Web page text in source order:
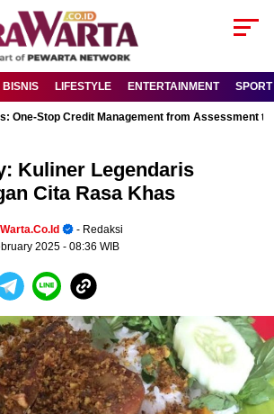
BISNIS LIFESTYLE ENTERTAINMENT SPORT
One-Stop Credit Management from Assessment
Kuliner Legendaris
Cita Rasa Khas
- Redaksi
2025 - 08:36 WIB